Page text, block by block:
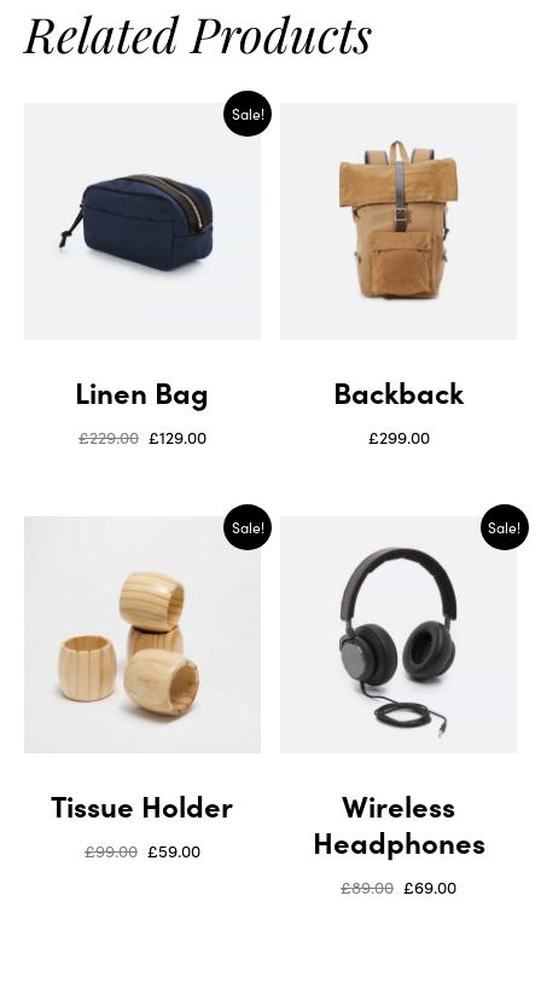
Related Products
Sale!
Linen Bag
£229.00 £129.00
Backback
£299.00
Sale!
Tissue Holder
£99.00 £59.00
Sale!
Wireless
Headphones
£89.00 £69.00